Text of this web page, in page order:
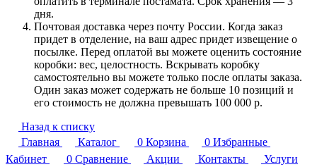
дня.
Почтовая доставка через почту России. Когда заказ
придет в отделение, на ваш адрес придет извещение о
посылке. Перед оплатой вы можете оценить состояние
коробки: вес, целостность. Вскрывать коробку
самостоятельно вы можете только после оплаты заказа.
Один заказ может содержать не больше 10 позиций и
его стоимость не должна превышать 100 000 р.
Назад к списку
Главная
Каталог 0 Корзина 0 Избранные
Кабинет
0 Сравнение Акции Контакты
Услуги